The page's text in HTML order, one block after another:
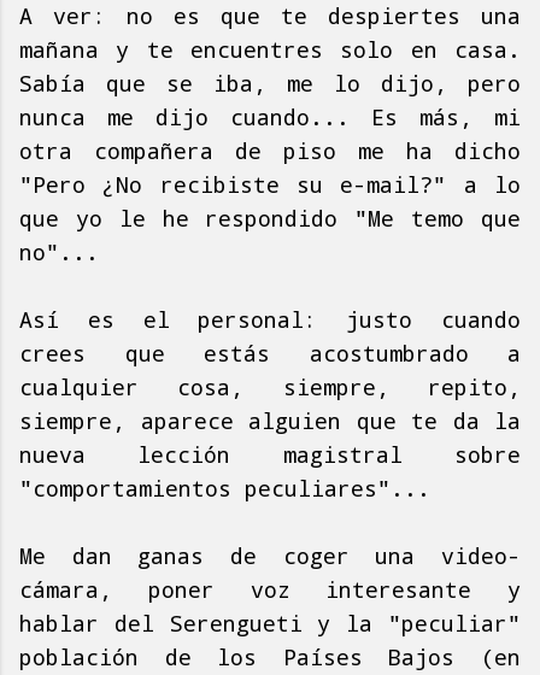
A ver: no es que te despiertes una
mañana y te encuentres solo en casa.
Sabía que se iba, me lo dijo, pero
nunca me dijo cuando... Es más, mi
otra compañera de piso me ha dicho
"Pero ¿No recibiste su e-mail?" a lo
que yo le he respondido "Me temo que
no"...
Así es el personal: justo cuando
crees que estás acostumbrado a
cualquier cosa, siempre, repito,
siempre, aparece alguien que te da la
nueva lección magistral sobre
"comportamientos peculiares"...
Me dan ganas de coger una video-
cámara, poner voz interesante y
hablar del Serengueti y la "peculiar"
población de los Países Bajos (en